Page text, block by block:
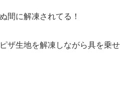
間に解凍されてる！
ザ生地を解凍しながら具を乗せ